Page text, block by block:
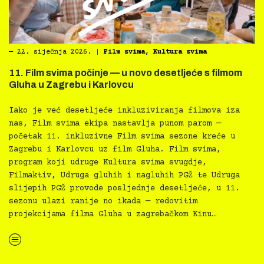
― 22. siječnja 2026. Film svima, Kultura svima
11. Film svima počinje — u novo desetljeće s filmom
Gluha u Zagrebu i Karlovcu
Iako je već desetljeće inkluziviranja filmova iza
nas, Film svima ekipa nastavlja punom parom —
početak 11. inkluzivne Film svima sezone kreće u
Zagrebu i Karlovcu uz film Gluha. Film svima,
program koji udruge Kultura svima svugdje,
Filmaktiv, Udruga gluhih i nagluhih PGŽ te Udruga
slijepih PGŽ provode posljednje desetljeće, u 11.
sezonu ulazi ranije no ikada — redovitim
projekcijama filma Gluha u zagrebačkom Kinu…
“11. Film svima počinje — u novo desetljeće s filmom Gluha u Zagrebu i Karlovcu”